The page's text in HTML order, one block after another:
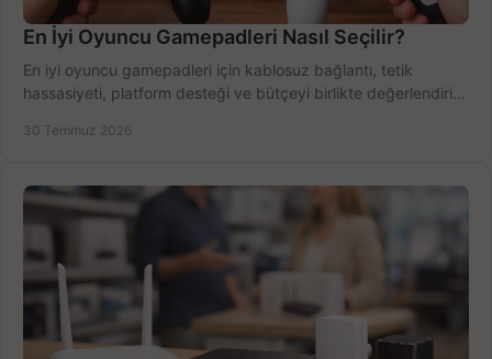
En İyi Oyuncu Gamepadleri Nasıl Seçilir?
En iyi oyuncu gamepadleri için kablosuz bağlantı, tetik
hassasiyeti, platform desteği ve bütçeyi birlikte değerlendirin;
30 Temmuz 2026